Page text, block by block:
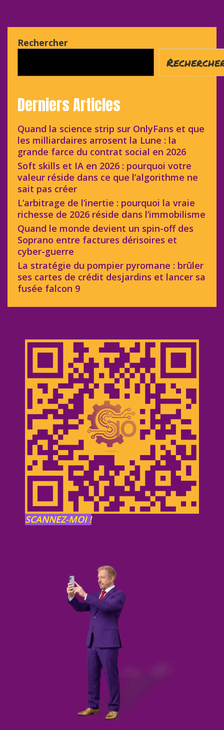
Rechercher
Derniers Articles
Quand la science strip sur OnlyFans et que
les milliardaires arrosent la Lune : la
grande farce du contrat social en 2026
Soft skills et IA en 2026 : pourquoi votre
valeur réside dans ce que l’algorithme ne
sait pas créer
L’arbitrage de l’inertie : pourquoi la vraie
richesse de 2026 réside dans l’immobilisme
Quand le monde devient un spin-off des
Soprano entre factures dérisoires et
cyber-guerre
La stratégie du pompier pyromane : brûler
ses cartes de crédit desjardins et lancer sa
fusée falcon 9
SCANNEZ-MOI !